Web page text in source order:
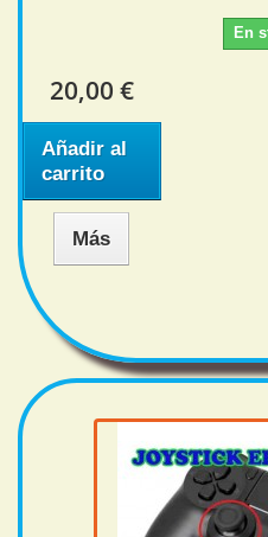
En
20,00 €
Añadir al
carrito
Más